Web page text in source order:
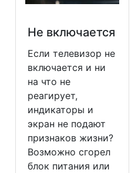
Не включается
Если телевизор не
включается и ни
на что не
реагирует,
индикаторы и
экран не подают
признаков жизни?
Возможно сгорел
блок питания или